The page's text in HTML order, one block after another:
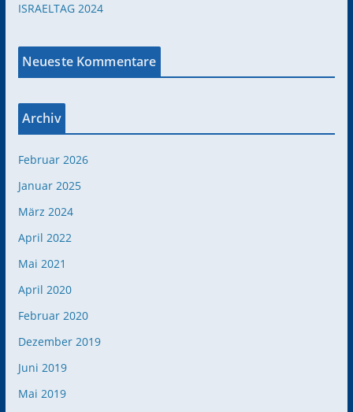
ISRAELTAG 2024
Neueste Kommentare
Archiv
Februar 2026
Januar 2025
März 2024
April 2022
Mai 2021
April 2020
Februar 2020
Dezember 2019
Juni 2019
Mai 2019